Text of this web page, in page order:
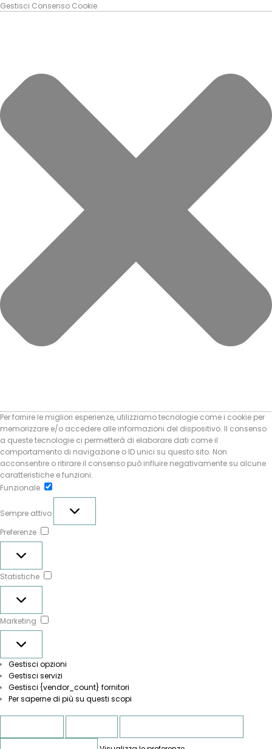
Gestisci Consenso Cookie
Per fornire le migliori esperienze, utilizziamo tecnologie come i cookie per
memorizzare e/o accedere alle informazioni del dispositivo. Il consenso
a queste tecnologie ci permetterà di elaborare dati come il
comportamento di navigazione o ID unici su questo sito. Non
acconsentire o ritirare il consenso può influire negativamente su alcune
caratteristiche e funzioni.
Funzionale
Sempre attivo
Preferenze
Statistiche
Marketing
Gestisci opzioni
Gestisci servizi
Gestisci {vendor_count} fornitori
Per saperne di più su questi scopi